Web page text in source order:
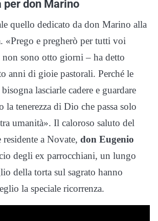
per don Marino
quello dedicato da don Marino alla
«Prego e pregherò per tutti voi
non sono otto giorni – ha detto
anni di gioie pastorali. Perché le
lasciarle cadere e guardare
tenerezza di Dio che passa solo
umanità». Il caloroso saluto del
a Novate, don Eugenio
degli ex parrocchiani, un lungo
della torta sul sagrato hanno
la speciale ricorrenza.